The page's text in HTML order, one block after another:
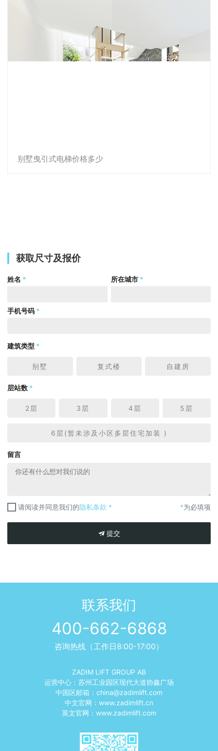
别墅曳引式电梯价格多少
获取尺寸及报价
姓名 * 所在城市 *
手机号码 *
建筑类型 *
别墅 复式楼 自建房
层站数 *
2层 3层 4层 5层
6层(暂未涉及小区多层住宅加装 )
留言
请阅读并同意我们的隐私条款 * *为必填项
提交
联系我们
400-662-6868
咨询热线（工作日8:00-17:00）
ZADIM LIFT GROUP AB
运营中心：苏州工业园区现代大道协鑫广场
中国区邮箱： china@zadimlift.com
中文官网： www.zadimlift.cn
英文官网： www.zadimlift.com